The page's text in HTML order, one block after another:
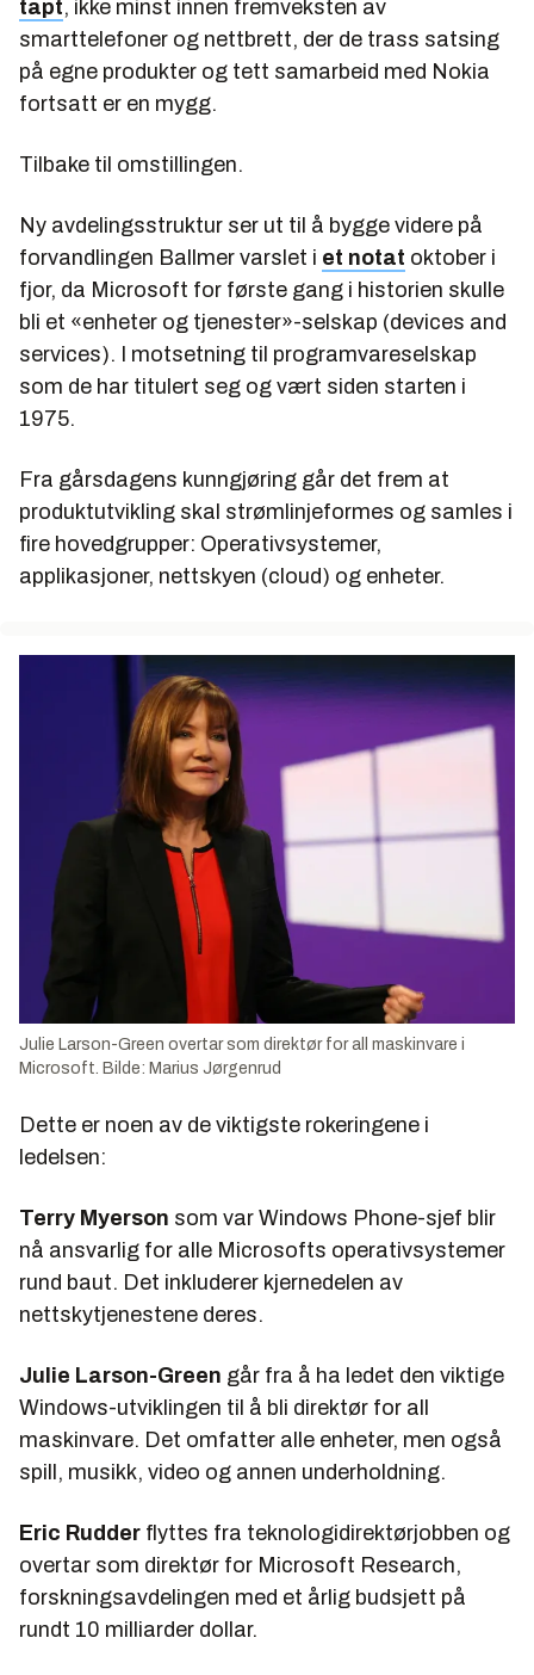
tapt, ikke minst innen fremveksten av
smarttelefoner og nettbrett, der de trass satsing
på egne produkter og tett samarbeid med Nokia
fortsatt er en mygg.
Tilbake til omstillingen.
Ny avdelingsstruktur ser ut til å bygge videre på
forvandlingen Ballmer varslet i et notat oktober i
fjor, da Microsoft for første gang i historien skulle
bli et «enheter og tjenester»-selskap (devices and
services). I motsetning til programvareselskap
som de har titulert seg og vært siden starten i
1975.
Fra gårsdagens kunngjøring går det frem at
produktutvikling skal strømlinjeformes og samles i
fire hovedgrupper: Operativsystemer,
applikasjoner, nettskyen (cloud) og enheter.
Julie Larson-Green overtar som direktør for all maskinvare i
Microsoft. Bilde: Marius Jørgenrud
Dette er noen av de viktigste rokeringene i
ledelsen:
Terry Myerson som var Windows Phone-sjef blir
nå ansvarlig for alle Microsofts operativsystemer
rund baut. Det inkluderer kjernedelen av
nettskytjenestene deres.
Julie Larson-Green går fra å ha ledet den viktige
Windows-utviklingen til å bli direktør for all
maskinvare. Det omfatter alle enheter, men også
spill, musikk, video og annen underholdning.
Eric Rudder flyttes fra teknologidirektørjobben og
overtar som direktør for Microsoft Research,
forskningsavdelingen med et årlig budsjett på
rundt 10 milliarder dollar.